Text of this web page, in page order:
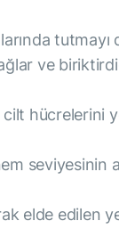
ve
hücrelerini
seviyesinin
elde edilen